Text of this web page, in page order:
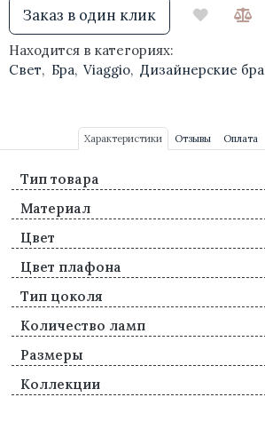
Заказ в один клик
Находится в категориях:
Свет, Бра, Viaggio, Дизайнерские бра
Характеристики Отзывы Оплата
Тип товара
Материал
Цвет
Цвет плафона
Тип цоколя
Количество ламп
Размеры
Коллекции